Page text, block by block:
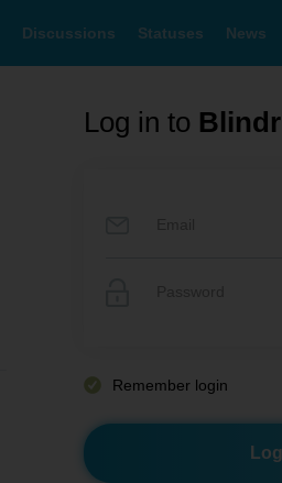
Discussions Statuses News
Log in to Blindr
Remember login